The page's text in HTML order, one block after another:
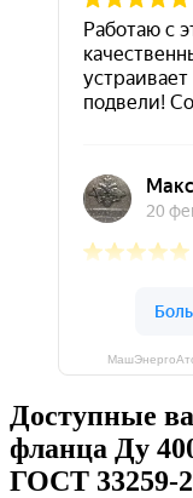
Доступные
фланца Ду
ГОСТ 33259-